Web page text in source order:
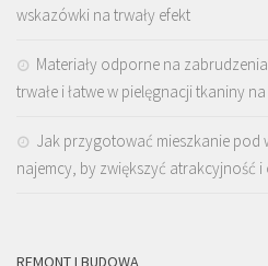
wskazówki na trwały efekt
Materiały odporne na
trwałe i łatwe w pielęgnacji tkaniny
Jak przygotować mieszkanie pod
najemcy, by zwiększyć atrakcyjność
REMONT I BUDOWA